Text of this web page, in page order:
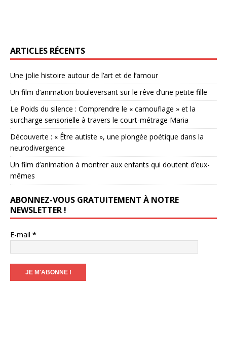
ARTICLES RÉCENTS
Une jolie histoire autour de l’art et de l’amour
Un film d’animation bouleversant sur le rêve d’une petite fille
Le Poids du silence : Comprendre le « camouflage » et la
surcharge sensorielle à travers le court-métrage Maria
Découverte : « Être autiste », une plongée poétique dans la
neurodivergence
Un film d’animation à montrer aux enfants qui doutent d’eux-
mêmes
ABONNEZ-VOUS GRATUITEMENT À NOTRE
NEWSLETTER !
E-mail *